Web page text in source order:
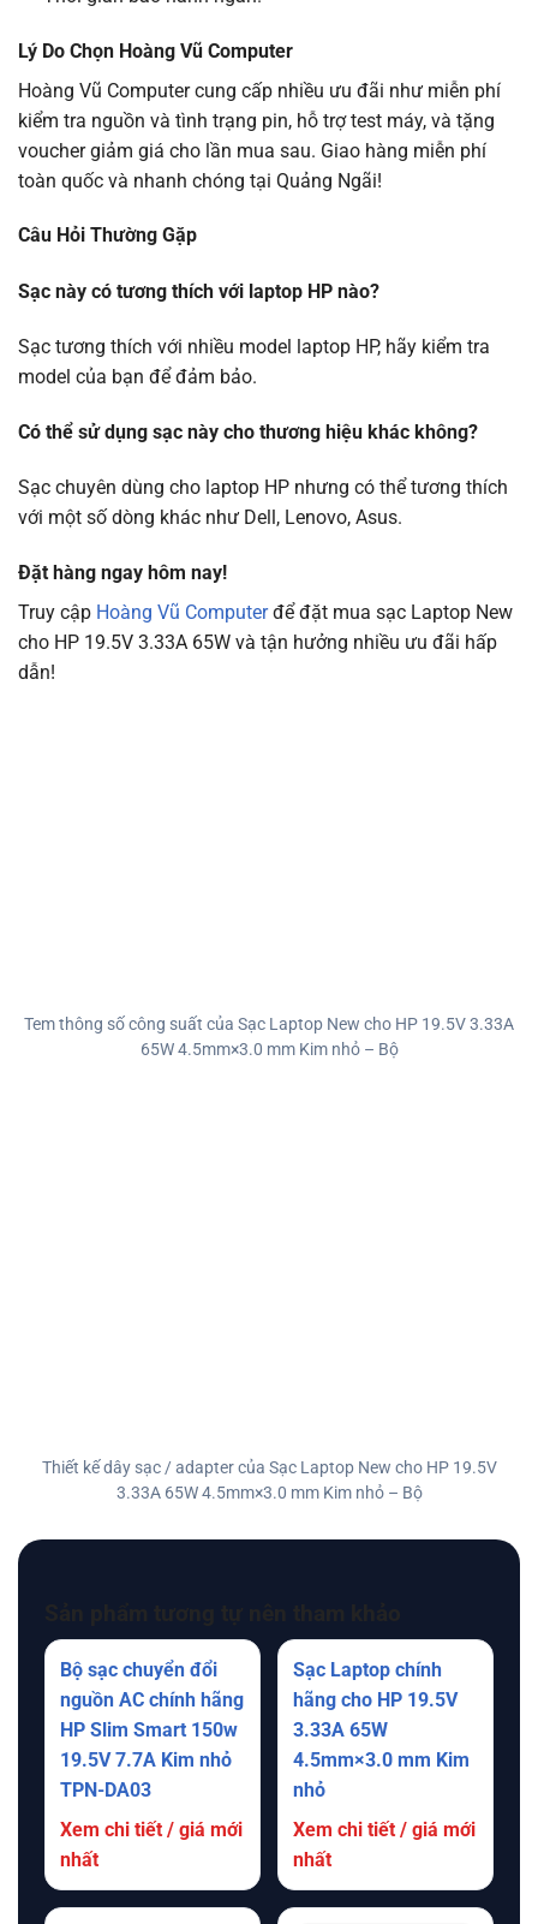
Lý Do Chọn Hoàng Vũ Computer
Hoàng Vũ Computer cung cấp nhiều ưu đãi như miễn phí
kiểm tra nguồn và tình trạng pin, hỗ trợ test máy, và tặng
voucher giảm giá cho lần mua sau. Giao hàng miễn phí
toàn quốc và nhanh chóng tại Quảng Ngãi!
Câu Hỏi Thường Gặp
Sạc này có tương thích với laptop HP nào?
Sạc tương thích với nhiều model laptop HP, hãy kiểm tra
model của bạn để đảm bảo.
Có thể sử dụng sạc này cho thương hiệu khác không?
Sạc chuyên dùng cho laptop HP nhưng có thể tương thích
với một số dòng khác như Dell, Lenovo, Asus.
Đặt hàng ngay hôm nay!
Truy cập Hoàng Vũ Computerđể đặt mua sạc Laptop New
cho HP 19.5V 3.33A 65W và tận hưởng nhiều ưu đãi hấp
dẫn!
Tem thông số công suất của Sạc Laptop New cho HP 19.5V 3.33A
65W 4.5mm×3.0 mm Kim nhỏ – Bộ
Thiết kế dây sạc / adapter của Sạc Laptop New cho HP 19.5V
3.33A 65W 4.5mm×3.0 mm Kim nhỏ – Bộ
Bộ sạc chuyển đổi
nguồn AC chính hãng
HP Slim Smart 150w
19.5V 7.7A Kim nhỏ
TPN-DA03
Xem chi tiết / giá mới
nhất
Sạc Laptop chính
hãng cho HP 19.5V
3.33A 65W
4.5mm×3.0 mm Kim
nhỏ
Xem chi tiết / giá mới
nhất